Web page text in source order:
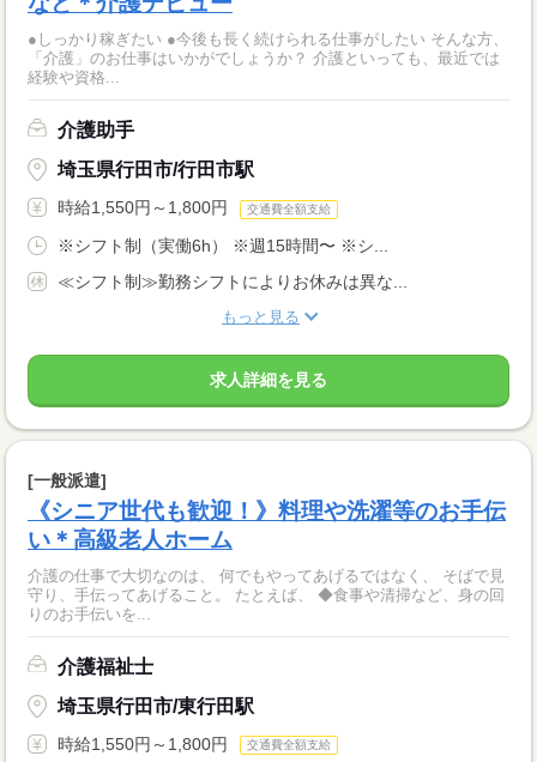
●しっかり稼ぎたい ●今後も長く続けられる仕事がしたい そんな方、
「介護」のお仕事はいかがでしょうか？ 介護といっても、最近では
経験や資格...
介護助手
埼玉県行田市/行田市駅
時給1,550円～1,800円 交通費全額支給
※シフト制（実働6h） ※週15時間〜 ※シ...
≪シフト制≫勤務シフトによりお休みは異な...
もっと見る
求人詳細を見る
[一般派遣]
《シニア世代も歓迎！》料理や洗濯等のお手伝
い＊高級老人ホーム
介護の仕事で大切なのは、 何でもやってあげるではなく、 そばで見
守り、手伝ってあげること。 たとえば、 ◆食事や清掃など、身の回
りのお手伝いを...
介護福祉士
埼玉県行田市/東行田駅
時給1,550円～1,800円 交通費全額支給